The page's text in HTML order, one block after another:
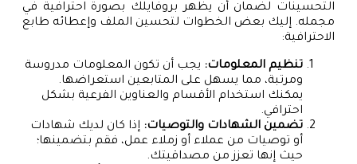
التحسينات لضمان أن يظهر بروفايلك بصورة احترافية في
مجمله. إليك بعض الخطوات لتحسين الملف وإعطائه طابع
الاحترافية:
تنظيم المعلومات: يجب أن تكون المعلومات مدروسة
ومرتبة، مما يسهل على المتابعين استعراضها.
يمكنك استخدام الأقسام والعناوين الفرعية بشكل
احترافي.
تضمين الشهادات والتوصيات: إذا كان لديك شهادات
أو توصيات من عملاء أو زملاء عمل، فقم بتضمينها؛
حيث إنها تعزز من مصداقيتك.